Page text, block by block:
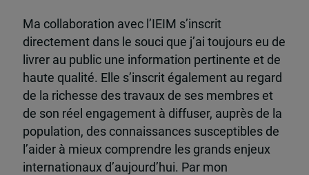
Ma collaboration avec l’IEIM s’inscrit
directement dans le souci que j’ai toujours eu de
livrer au public une information pertinente et de
haute qualité. Elle s’inscrit également au regard
de la richesse des travaux de ses membres et
de son réel engagement à diffuser, auprès de la
population, des connaissances susceptibles de
l’aider à mieux comprendre les grands enjeux
internationaux d’aujourd’hui. Par mon